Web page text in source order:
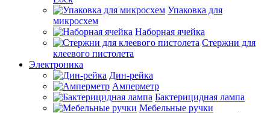
Упаковка для
микросхем
Наборная ячейка
Стержни для
клеевого пистолета
Электроника
Дин-рейка
Амперметр
Бактерицидная лампа
Мебельные ручки